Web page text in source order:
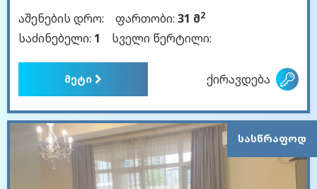
აშენების დრო:
ფართობი: 31 მ2
საძინებელი: 1 სველი წერტილი:
მეტი ქირავდება
ᲡᲐᲡᲬᲠᲐᲤᲝᲓ